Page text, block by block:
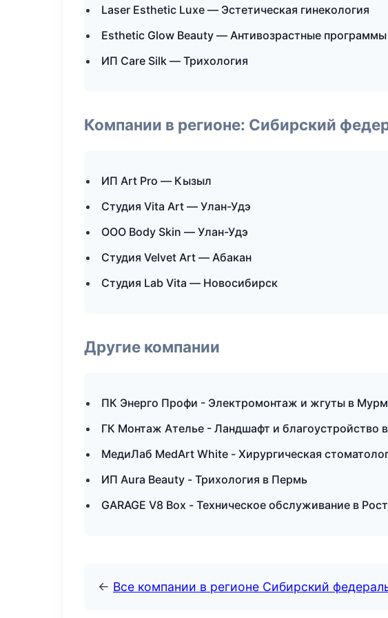
Laser Esthetic Luxe — Эстетическая гинекология
Esthetic Glow Beauty — Антивозрастные программы
ИП Care Silk — Трихология
Компании в регионе: Сибирский
ИП Art Pro — Кызыл
Студия Vita Art — Улан-Удэ
ООО Body Skin — Улан-Удэ
Студия Velvet Art — Абакан
Студия Lab Vita — Новосибирск
Другие компании
ПК Энерго Профи - Электромонтаж и жгуты в
ГК Монтаж Ателье - Ландшафт и благоустройство
МедиЛаб MedArt White - Хирургическая
ИП Aura Beauty - Трихология в Пермь
GARAGE V8 Box - Техническое обслуживание в
← Все компании в регионе Сибирский